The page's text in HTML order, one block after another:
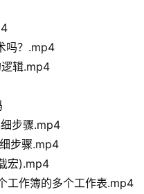
吗？.mp4
辑.mp4
步骤.mp4
步骤.mp4
宏).mp4
工作簿的多个工作表.mp4